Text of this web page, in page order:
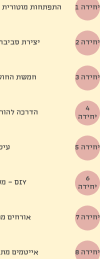
1 יחידה התפתחות מוטורית
2 יחידה יצירת
3 יחידה חמשת
4
יחידה
הדרכה
5 יחידה
6
יחידה
DIY – משחקים והפעלות
7 יחידה אורחים
8 יחידה אייטמים